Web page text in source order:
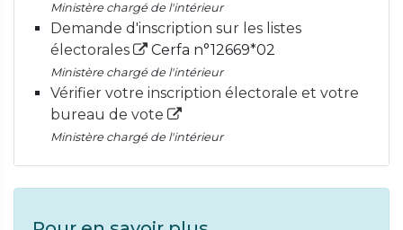
Ministère chargé de l'intérieur
Demande d'inscription sur les listes
électorales
Cerfa n°12669*02
Ministère chargé de l'intérieur
Vérifier votre inscription électorale et votre
bureau de vote
Ministère chargé de l'intérieur